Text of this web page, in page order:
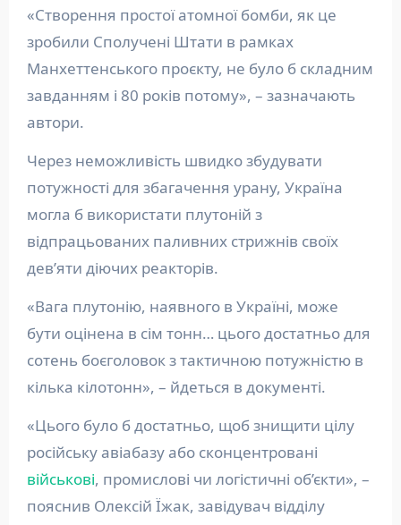
«Створення простої атомної бомби, як це
зробили Сполучені Штати в рамках
Манхеттенського проєкту, не було б складним
завданням і 80 років потому», – зазначають
автори.
Через неможливість швидко збудувати
потужності для збагачення урану, Україна
могла б використати плутоній з
відпрацьованих паливних стрижнів своїх
дев’яти діючих реакторів.
«Вага плутонію, наявного в Україні, може
бути оцінена в сім тонн… цього достатньо для
сотень боєголовок з тактичною потужністю в
кілька кілотонн», – йдеться в документі.
«Цього було б достатньо, щоб знищити цілу
російську авіабазу або сконцентровані
військові, промислові чи логістичні об’єкти», –
пояснив Олексій Їжак, завідувач відділу